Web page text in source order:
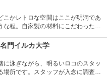
こかレトロな空間はここが明洞であ
程。自家製の材料にこだわったカ
ず。接客の良さや、お味に、ここは
うかも。
門イルカ大学
に泳ぎながら、明るいロコのスタッ
所です。スタッフが入念に調査す